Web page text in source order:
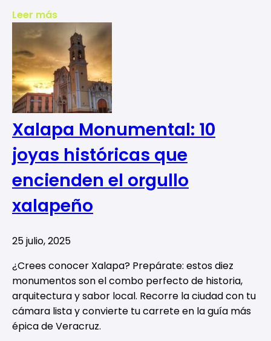
Leer más
Xalapa Monumental: 10
joyas históricas que
encienden el orgullo
xalapeño
25 julio, 2025
¿Crees conocer Xalapa? Prepárate: estos diez
monumentos son el combo perfecto de historia,
arquitectura y sabor local. Recorre la ciudad con tu
cámara lista y convierte tu carrete en la guía más
épica de Veracruz.